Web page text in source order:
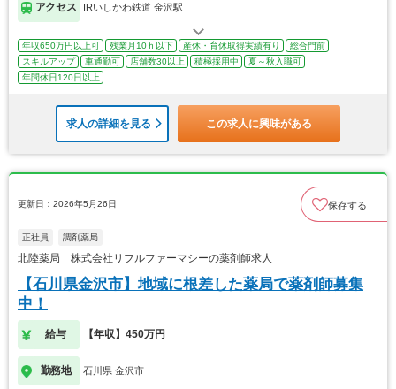
アクセス IRいしかわ鉄道 金沢駅
年収650万円以上可 残業月10ｈ以下 産休・育休取得実績有り
総合門前
スキルアップ
車通勤可 店舗数30以上 積極採用中
夏～秋入職可
年間休日120日以上
求人の詳細を見る この求人に興味がある
更新日：2026年5月26日 保存する
正社員 調剤薬局
北陸薬局 株式会社リフルファーマシーの薬剤師求人
【石川県金沢市】地域に根差した薬局で薬剤師募集
中！
給与 【年収】450万円
勤務地 石川県 金沢市